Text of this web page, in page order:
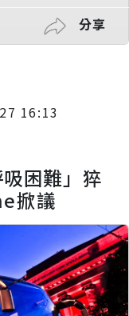
分享
16:13
困難」猝
掀議